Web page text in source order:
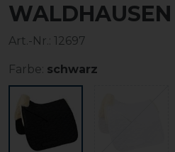
Art.-Nr.: 12697
Farbe: schwarz